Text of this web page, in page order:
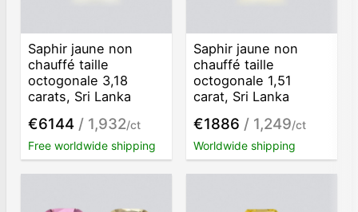
Saphir jaune non
chauffé taille
octogonale 3,18
carats, Sri Lanka
€6144 / 1,932/ct
Free worldwide shipping
Saphir jaune non
chauffé taille
octogonale 1,51
carat, Sri Lanka
€1886 / 1,249/ct
Worldwide shipping